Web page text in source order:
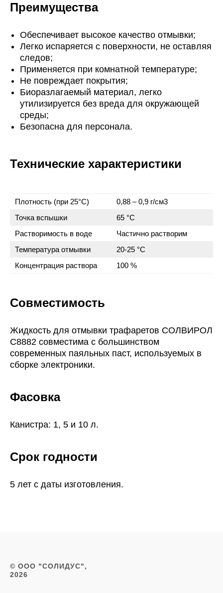
Преимущества
Обеспечивает высокое качество отмывки;
Легко испаряется с поверхности, не оставляя
следов;
Применяется при комнатной температуре;
Не повреждает покрытия;
Биоразлагаемый материал, легко
утилизируется без вреда для окружающей
среды;
Безопасна для персонала.
Технические характеристики
Плотность (при 25°C)
0,88 – 0,9 г/см3
Точка вспышки
65 °C
Растворимость в воде
Частично растворим
Температура отмывки
20-25 °C
Концентрация раствора
100 %
Совместимость
Жидкость для отмывки трафаретов СОЛВИРОЛ
C8882 совместима с большинством
современных паяльных паст, используемых в
сборке электроники.
Фасовка
Канистра: 1, 5 и 10 л.
Срок годности
5 лет с даты изготовления.
© ООО "СОЛИДУС",
2026